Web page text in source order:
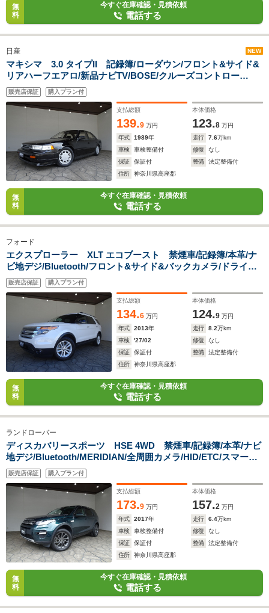
無
料
今すぐ在庫確認・見積依頼
電話する
日産 NEW
マキシマ 3.0 タイプII 記録簿/ローダウン/フロント&サイド&
リアハーフエアロ/新品ナビTV/BOSE/クルーズコントロー
ル/SPORTスイッチ/パワーシート/オートエアコン/パワステ/パ
ワーウィンドウ/電格ミラー/15インチ純正アルミ/
販売店保証 購入プラン付
支払総額
139.9 万円
本体価格
123.8 万円
年式
1989年 走行 7.6万km
車検
車検整備付 修復
なし
保証
保証付 整備
法定整備付
住所
神奈川県高座郡
無
料
今すぐ在庫確認・見積依頼
電話する
フォード
エクスプローラー XLT エコブースト 禁煙車/記録簿/本革/ナ
ビ地デジ/Bluetooth/フロント&サイド&バックカメラ/ドライブ
レコーダー/ETC/キーレス/スペアキー/クルーズコントロー
ル/BSM/シートヒーター/パワーシート/オートライト/ルーフレ
ール/18AW/
販売店保証 購入プラン付
支払総額
134.6 万円
本体価格
124.9 万円
年式
2013年 走行 8.2万km
車検
'27/02 修復
なし
保証
保証付 整備
法定整備付
住所
神奈川県高座郡
無
料
今すぐ在庫確認・見積依頼
電話する
ランドローバー
ディスカバリースポーツ HSE 4WD 禁煙車/記録簿/本革/ナビ
地デジ/Bluetooth/MERIDIAN/全周囲カメラ/HID/ETC/スマート
キー/クルーズコントロール/AEB/LDW/BSM/シートヒーター/ス
テアリングヒーター/パドルシフト/パワーゲート/オートライ
ト/18AW/
販売店保証 購入プラン付
支払総額
173.9 万円
本体価格
157.2 万円
年式
2017年 走行 6.4万km
車検
車検整備付 修復
なし
保証
保証付 整備
法定整備付
住所
神奈川県高座郡
無
料
今すぐ在庫確認・見積依頼
電話する